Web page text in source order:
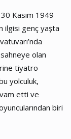
Kasım 1949
ilgisi genç yaşta
olan
tiyatro
yolculuk,
etti ve
biri